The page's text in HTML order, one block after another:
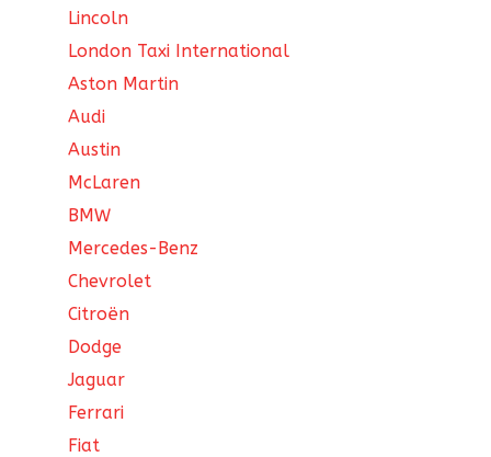
Lincoln
London Taxi International
Aston Martin
Audi
Austin
McLaren
BMW
Mercedes-Benz
Chevrolet
Citroën
Dodge
Jaguar
Ferrari
Fiat